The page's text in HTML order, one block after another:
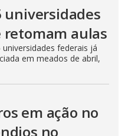
universidades
retomam aulas
federais já
em meados de abril,
em ação no
no